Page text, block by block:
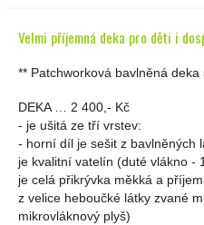
Velmi příjemná deka pro děti i
** Patchworková bavlněná deka
DEKA … 2 400,- Kč
- je ušitá ze tří vrstev:
- horní díl je sešit z bavlněných
je kvalitní vatelín (duté vlákno -
je celá přikrývka měkká a
z velice heboučké látky zvané
mikrovláknový plyš)